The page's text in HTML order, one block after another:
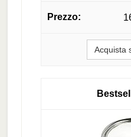
Acquista